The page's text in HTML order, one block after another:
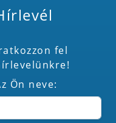
fel
Ön neve: